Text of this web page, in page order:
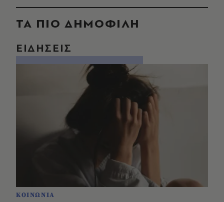
ΤΑ ΠΙΟ ΔΗΜΟΦΙΛΗ
ΕΙΔΗΣΕΙΣ
ΚΟΙΝΩΝΙΑ